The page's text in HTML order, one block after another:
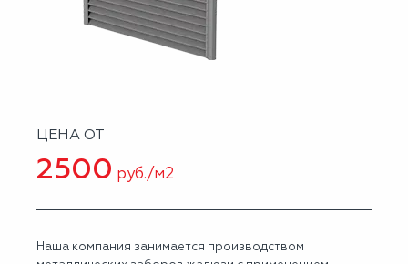
ЦЕНА ОТ
2500 руб./м2
Наша компания занимается производством